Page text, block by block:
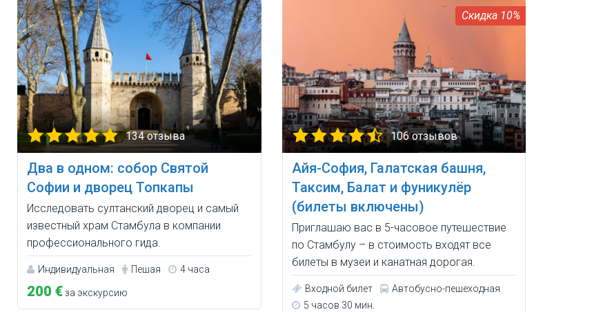
134 отзыва
Два в одном: собор Святой
Софии и дворец Топкапы
Исследовать султанский дворец и самый
известный храм Стамбула в компании
профессионального гида.
Индивидуальная Пешая 4 часа
200 €за экскурсию
10%
106 отзывов
Айя-София, Галатская башня,
Таксим, Балат и фуникулёр
(билеты включены)
Приглашаю вас в 5-часовое путешествие
по Стамбулу – в стоимость входят все
билеты в музеи и канатная дорогая.
Входной билет
Автобусно-пешеходная
5 часов 30 мин.